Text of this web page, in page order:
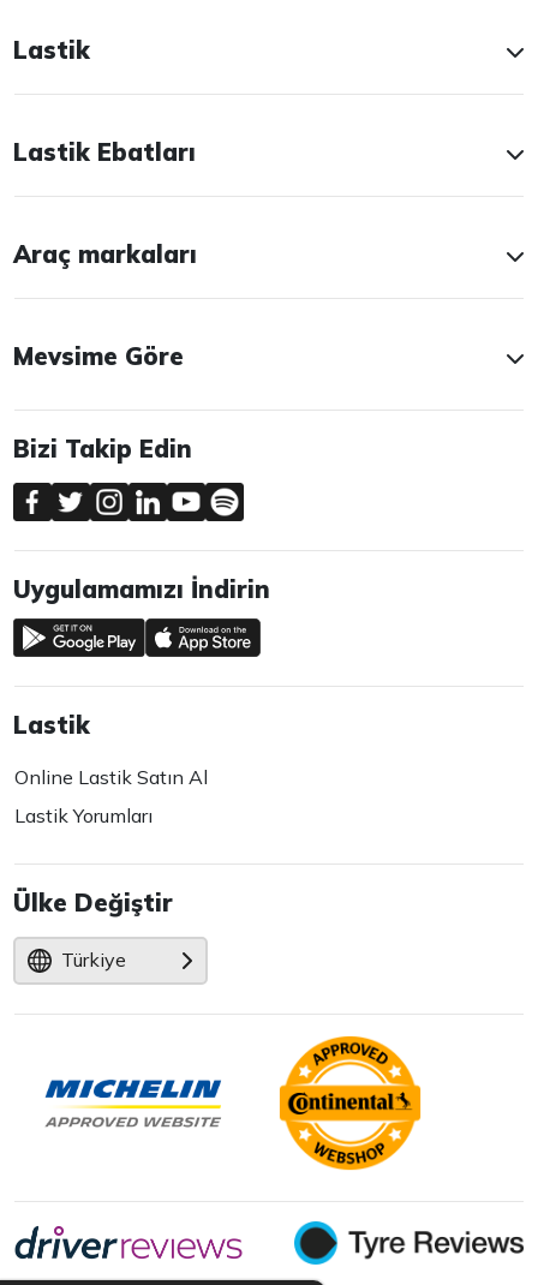
Lastik
Lastik Ebatları
Araç markaları
Mevsime Göre
Bizi Takip Edin
Uygulamamızı İndirin
Lastik
Online Lastik Satın Al
Lastik Yorumları
Ülke Değiştir
Türkiye